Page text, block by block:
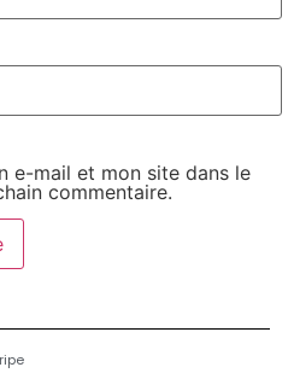
e-mail et mon site dans le
commentaire.